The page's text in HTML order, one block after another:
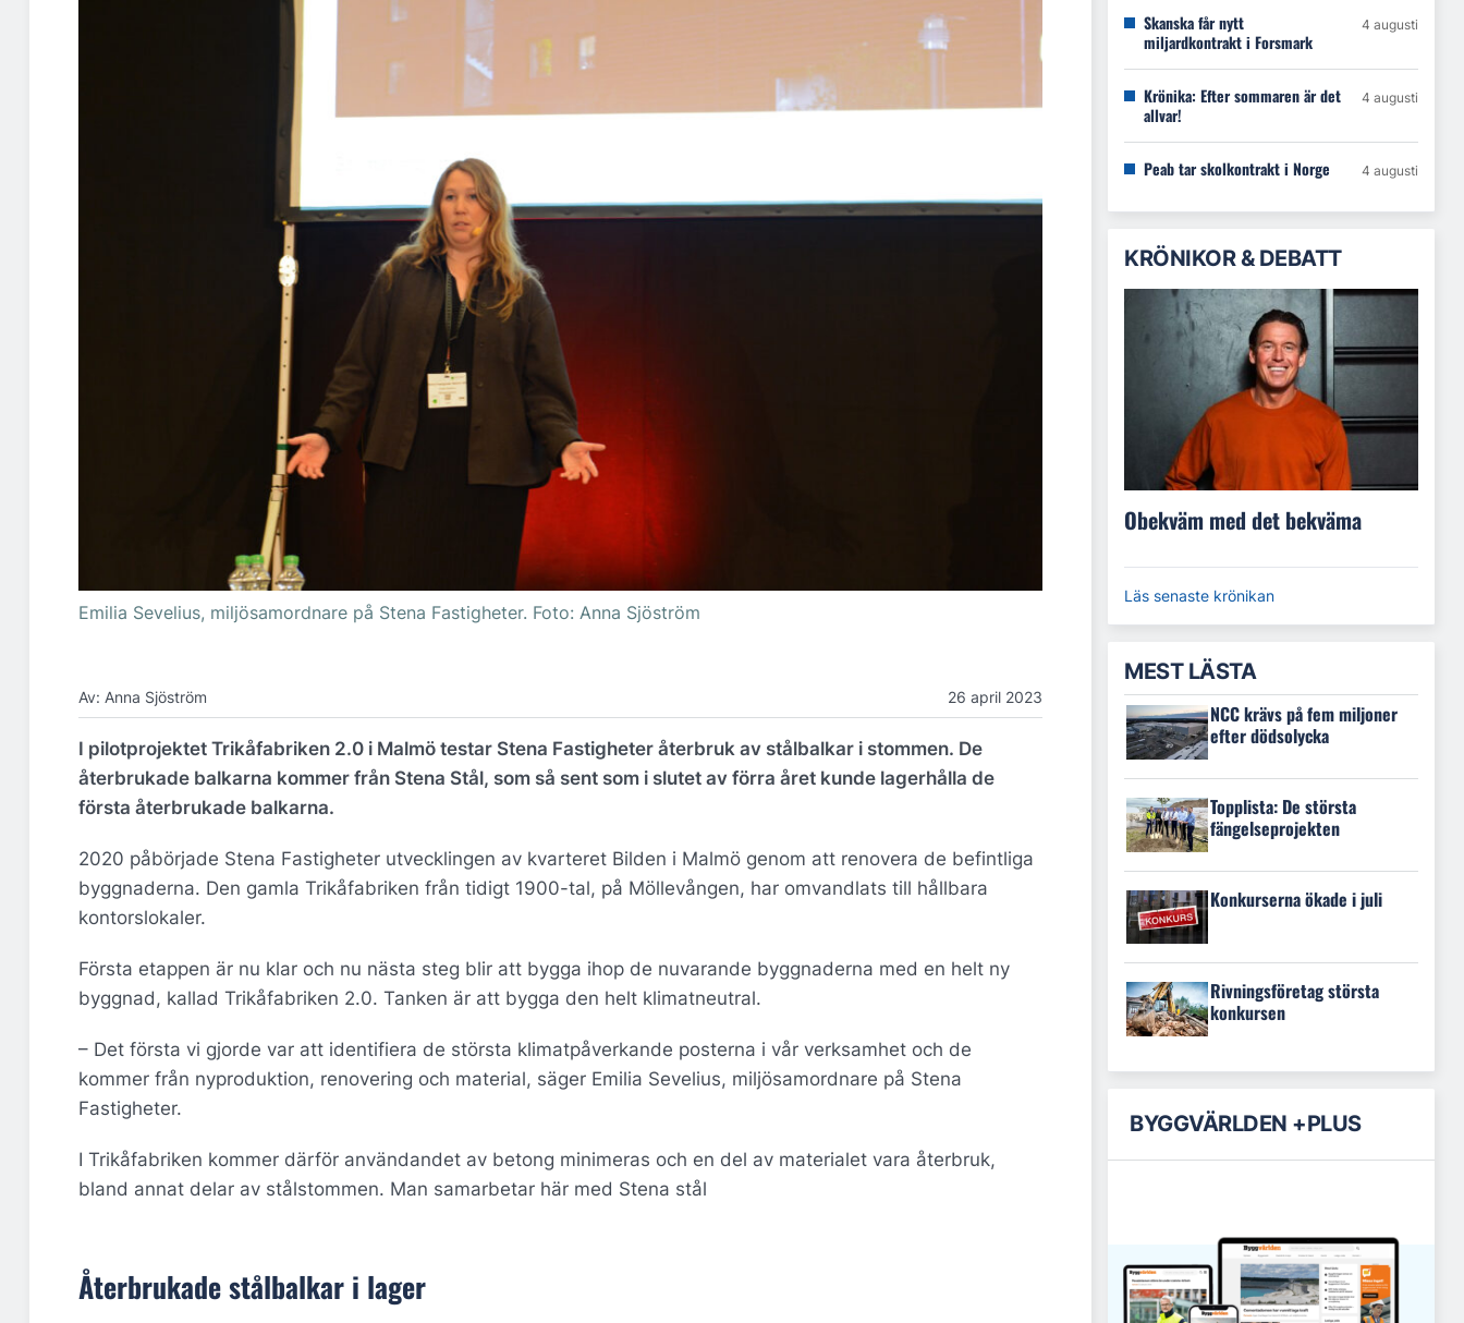
Emilia Sevelius, miljösamordnare på Stena Fastigheter. Foto: Anna Sjöström
Av: Anna Sjöström 26 april 2023
I pilotprojektet Trikåfabriken 2.0 i Malmö testar Stena Fastigheter återbruk av stålbalkar i stommen. De
återbrukade balkarna kommer från Stena Stål, som så sent som i slutet av förra året kunde lagerhålla de
första återbrukade balkarna.
2020 påbörjade Stena Fastigheter utvecklingen av kvarteret Bilden i Malmö genom att renovera de befintliga
byggnaderna. Den gamla Trikåfabriken från tidigt 1900-tal, på Möllevången, har omvandlats till hållbara
kontorslokaler.
Första etappen är nu klar och nu nästa steg blir att bygga ihop de nuvarande byggnaderna med en helt ny
byggnad, kallad Trikåfabriken 2.0. Tanken är att bygga den helt klimatneutral.
– Det första vi gjorde var att identifiera de största klimatpåverkande posterna i vår verksamhet och de
kommer från nyproduktion, renovering och material, säger Emilia Sevelius, miljösamordnare på Stena
Fastigheter.
I Trikåfabriken kommer därför användandet av betong minimeras och en del av materialet vara återbruk,
bland annat delar av stålstommen. Man samarbetar här med Stena stål
Återbrukade stålbalkar i lager
Skanska får nytt
miljardkontrakt i Forsmark
4 augusti
Krönika: Efter sommaren är det
allvar!
4 augusti
Peab tar skolkontrakt i Norge 4 augusti
KRÖNIKOR & DEBATT
Obekväm med det bekväma
Läs senaste krönikan
MEST LÄSTA
NCC krävs på fem miljoner
efter dödsolycka
Topplista: De största
fängelseprojekten
Konkurserna ökade i juli
Rivningsföretag största
konkursen
BYGGVÄRLDEN +PLUS